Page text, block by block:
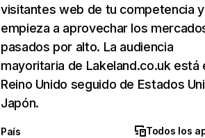
visitantes web de tu competencia y
empieza a aprovechar los
pasados por alto. La audiencia
mayoritaria de Lakeland.co.uk está
Reino Unido seguido de Estados
Japón.
País
Todos los